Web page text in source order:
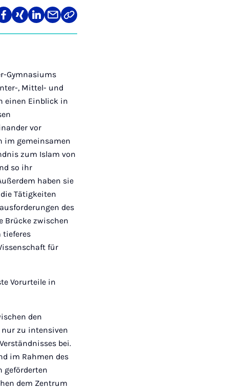
Teilen
auf
Teilen
auf
Teilen
auf
Teilen
über
Link
kopieren
Gymnasiums
, Mittel- und
einen Einblick in
vor
im gemeinsamen
zum Islam von
so ihr
haben sie
Tätigkeiten
des
Brücke zwischen
tieferes
für
Vorurteile in
den
nur zu intensiven
bei.
im Rahmen des
geförderten
dem Zentrum